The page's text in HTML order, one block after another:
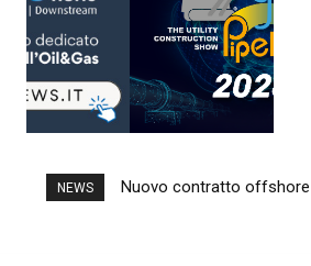
NEWS
Nuovo contratto offshore